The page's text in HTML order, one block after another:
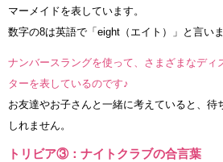
マーメイドを表しています。
数字の8は英語で「eight（エイト）」と言いま
ナンバースラングを使って、さまざまなディ
ターを表しているのです♪
お友達やお子さんと一緒に考えていると、待
しれません。
トリビア③：ナイトクラブの合言葉